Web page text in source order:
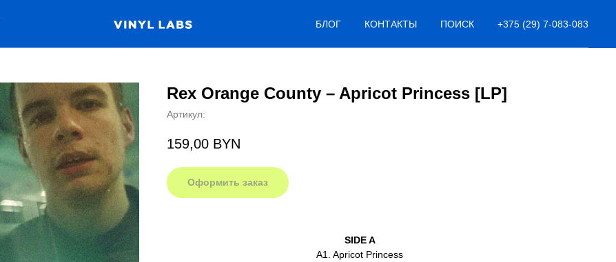
БЛОГ КОНТАКТЫ ПОИСК +375 (29) 7-083-083
Rex Orange County – Apricot Princess [LP]
Артикул:
159,00 BYN
Оформить заказ
SIDE A
A1. Apricot Princess